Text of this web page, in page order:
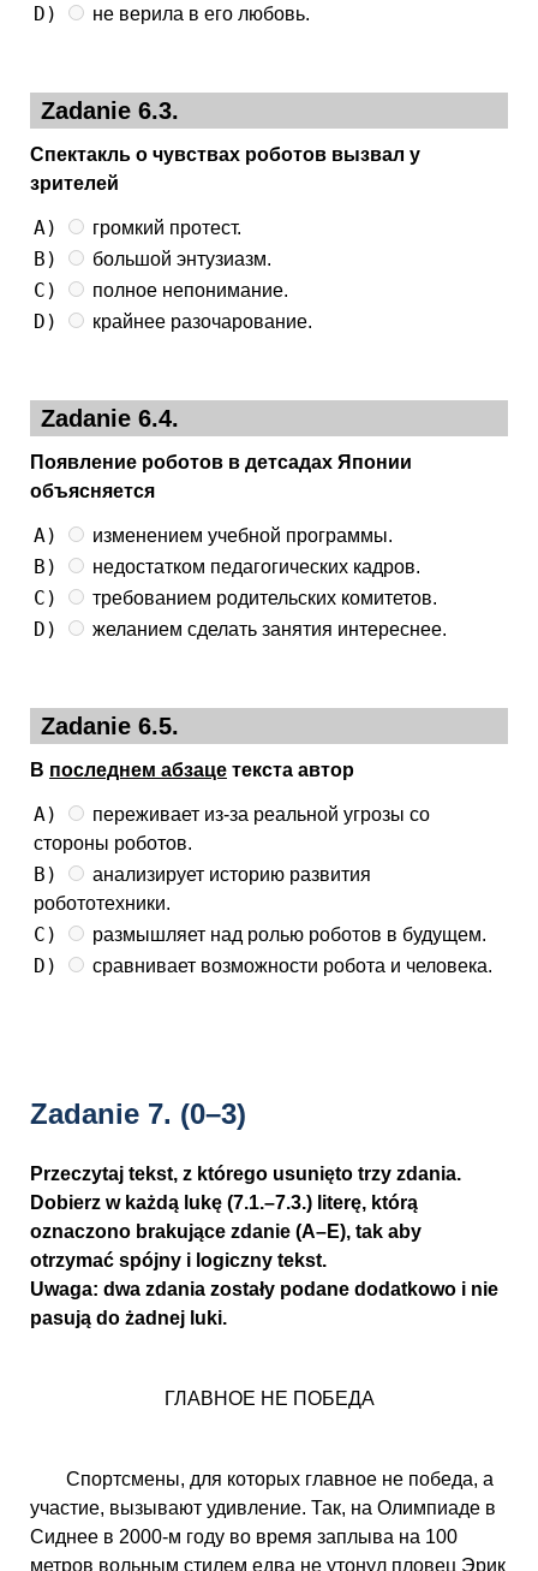
D) не верила в его любовь.
Zadanie 6.3.
Спектакль о чувствах роботов вызвал у
зрителей
A) громкий протест.
B) большой энтузиазм.
C) полное непонимание.
D) крайнее разочарование.
Zadanie 6.4.
Появление роботов в детсадах Японии
объясняется
A) изменением учебной программы.
B) недостатком педагогических кадров.
C) требованием родительских комитетов.
D) желанием сделать занятия интереснее.
Zadanie 6.5.
В последнем абзаце текста автор
A)
переживает из-за реальной угрозы со
стороны роботов.
B)
анализирует историю развития
робототехники.
C) размышляет над ролью роботов в будущем.
D) сравнивает возможности робота и человека.
Zadanie 7. (0–3)
Przeczytaj tekst, z którego usunięto trzy zdania.
Dobierz w każdą lukę (7.1.–7.3.) literę, którą
oznaczono brakujące zdanie (A–E), tak aby
otrzymać spójny i logiczny tekst.
Uwaga: dwa zdania zostały podane dodatkowo i nie
pasują do żadnej luki.
ГЛАВНОЕ НЕ ПОБЕДА
Спортсмены, для которых главное не победа, а
участие, вызывают удивление. Так, на Олимпиаде в
Сиднее в 2000-м году во время заплыва на 100
метров вольным стилем едва не утонул пловец Эрик